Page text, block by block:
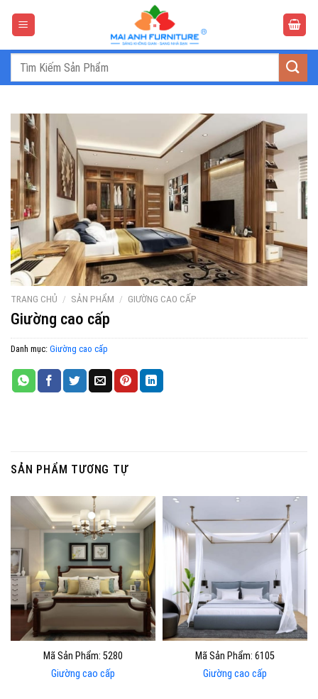
Tìm
TRANG CHỦ / SẢN PHẨM / GIƯỜNG CAO CẤP
Giường cao cấp
Danh mục: Giường cao cấp
SẢN PHẨM TƯƠNG TỰ
Mã Sản Phẩm: 5280
Giường cao cấp
Mã Sản Phẩm: 6105
Giường cao cấp